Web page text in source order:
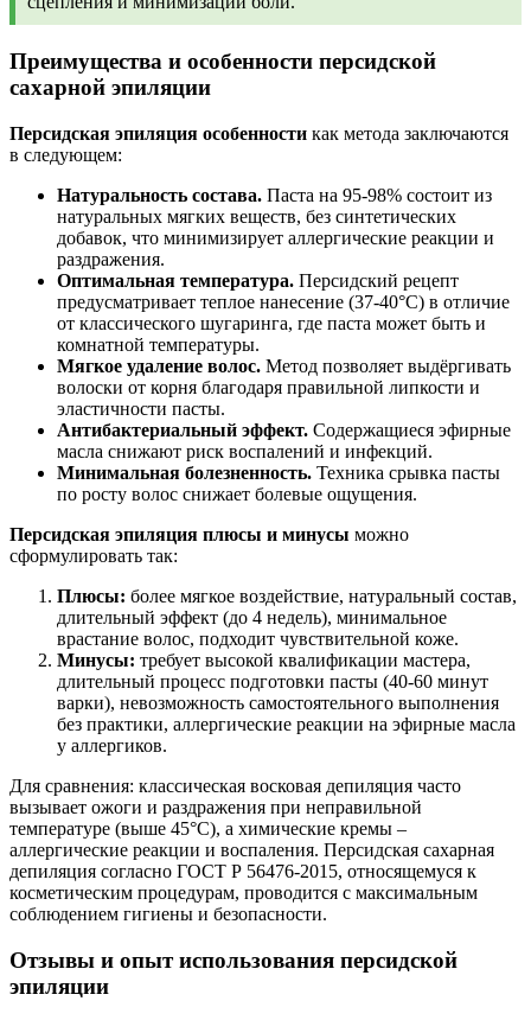
Преимущества и особенности персидской
сахарной эпиляции
Персидская эпиляция особенности как метода заключаются
в следующем:
Натуральность состава. Паста на 95-98% состоит из
натуральных мягких веществ, без синтетических
добавок, что минимизирует аллергические реакции и
раздражения.
Оптимальная температура. Персидский рецепт
предусматривает теплое нанесение (37-40°С) в отличие
от классического шугаринга, где паста может быть и
комнатной температуры.
Мягкое удаление волос. Метод позволяет выдёргивать
волоски от корня благодаря правильной липкости и
эластичности пасты.
Антибактериальный эффект. Содержащиеся эфирные
масла снижают риск воспалений и инфекций.
Минимальная болезненность. Техника срывка пасты
по росту волос снижает болевые ощущения.
Персидская эпиляция плюсы и минусы можно
сформулировать так:
Плюсы: более мягкое воздействие, натуральный состав,
длительный эффект (до 4 недель), минимальное
врастание волос, подходит чувствительной коже.
Минусы: требует высокой квалификации мастера,
длительный процесс подготовки пасты (40-60 минут
варки), невозможность самостоятельного выполнения
без практики, аллергические реакции на эфирные масла
у аллергиков.
Для сравнения: классическая восковая депиляция часто
вызывает ожоги и раздражения при неправильной
температуре (выше 45°С), а химические кремы –
аллергические реакции и воспаления. Персидская сахарная
депиляция согласно ГОСТ Р 56476-2015, относящемуся к
косметическим процедурам, проводится с максимальным
соблюдением гигиены и безопасности.
Отзывы и опыт использования персидской
эпиляции